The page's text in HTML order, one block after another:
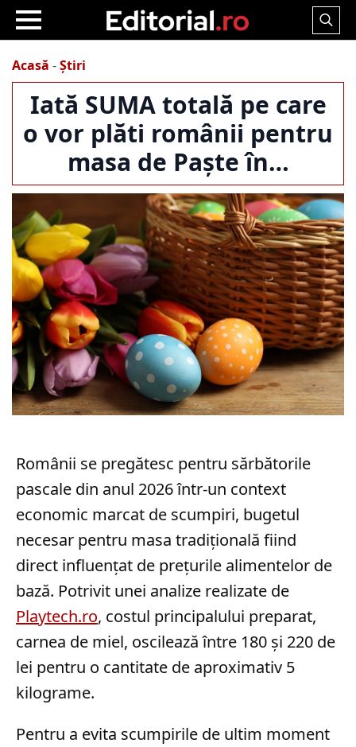
Search
Acasă -Știri
Iată SUMA totală pe care
o vor plăti românii pentru
masa de Paște în…
Românii se pregătesc pentru sărbătorile
pascale din anul 2026 într-un context
economic marcat de scumpiri, bugetul
necesar pentru masa tradițională fiind
direct influențat de prețurile alimentelor de
bază. Potrivit unei analize realizate de
Playtech.ro, costul principalului preparat,
carnea de miel, oscilează între 180 și 220 de
lei pentru o cantitate de aproximativ 5
kilograme.
Pentru a evita scumpirile de ultim moment